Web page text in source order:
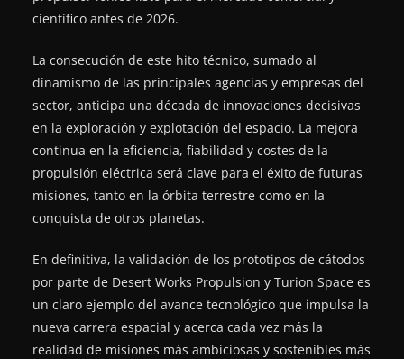
científico antes de 2026.
La consecución de este hito técnico, sumado al
dinamismo de las principales agencias y empresas del
sector, anticipa una década de innovaciones decisivas
en la exploración y explotación del espacio. La mejora
continua en la eficiencia, fiabilidad y costes de la
propulsión eléctrica será clave para el éxito de futuras
misiones, tanto en la órbita terrestre como en la
conquista de otros planetas.
En definitiva, la validación de los prototipos de cátodos
por parte de Desert Works Propulsion y Turion Space es
un claro ejemplo del avance tecnológico que impulsa la
nueva carrera espacial y acerca cada vez más la
realidad de misiones más ambiciosas y sostenibles más